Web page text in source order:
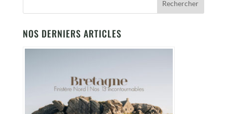
NOS DERNIERS ARTICLES